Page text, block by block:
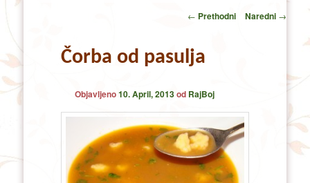
Post
← Prethodni Naredni →
Čorba od pasulja
Objavljeno10. April, 2013od RajBoj